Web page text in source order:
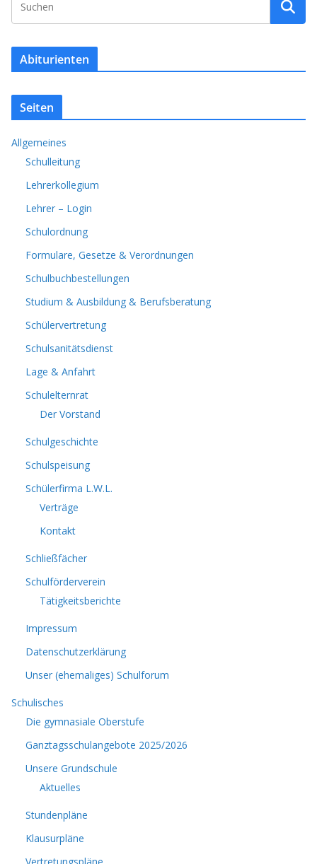
Abiturienten
Seiten
Allgemeines
Schulleitung
Lehrerkollegium
Lehrer – Login
Schulordnung
Formulare, Gesetze & Verordnungen
Schulbuchbestellungen
Studium & Ausbildung & Berufsberatung
Schülervertretung
Schulsanitätsdienst
Lage & Anfahrt
Schulelternrat
Der Vorstand
Schulgeschichte
Schulspeisung
Schülerfirma L.W.L.
Verträge
Kontakt
Schließfächer
Schulförderverein
Tätigkeitsberichte
Impressum
Datenschutzerklärung
Unser (ehemaliges) Schulforum
Schulisches
Die gymnasiale Oberstufe
Ganztagsschulangebote 2025/2026
Unsere Grundschule
Aktuelles
Stundenpläne
Klausurpläne